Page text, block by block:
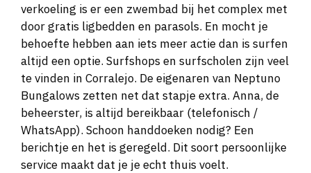
verkoeling is er een zwembad bij het complex met
door gratis ligbedden en parasols. En mocht je
behoefte hebben aan iets meer actie dan is surfen
altijd een optie. Surfshops en surfscholen zijn veel
te vinden in Corralejo. De eigenaren van Neptuno
Bungalows zetten net dat stapje extra. Anna, de
beheerster, is altijd bereikbaar (telefonisch /
WhatsApp). Schoon handdoeken nodig? Een
berichtje en het is geregeld. Dit soort persoonlijke
service maakt dat je je echt thuis voelt.